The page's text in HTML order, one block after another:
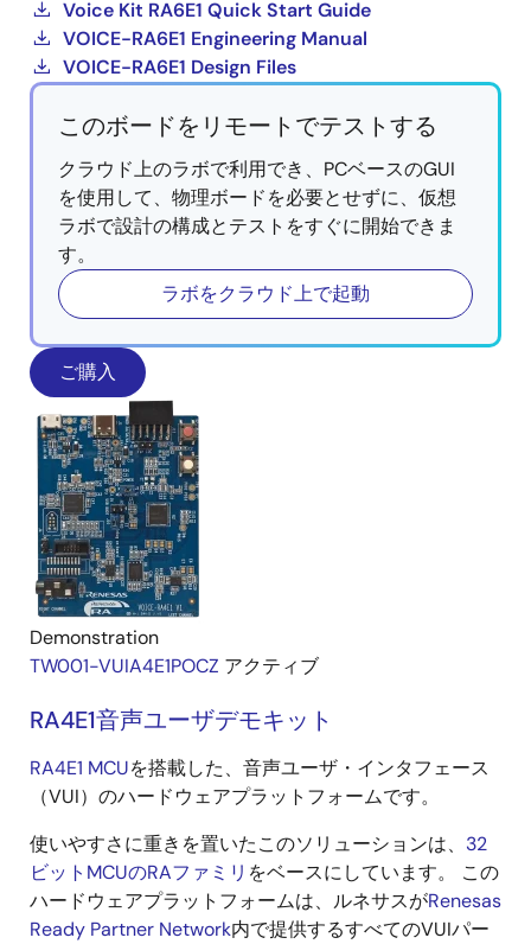
Voice Kit RA6E1 Quick Start Guide
VOICE-RA6E1 Engineering Manual
VOICE-RA6E1 Design Files
このボードをリモートでテストする
クラウド上のラボで利用でき、PCベースのGUI
を使用して、物理ボードを必要とせずに、仮想
ラボで設計の構成とテストをすぐに開始できま
す。
ラボをクラウド上で起動
ご購入
Demonstration
TW001-VUIA4E1POCZ アクティブ
RA4E1音声ユーザデモキット
RA4E1 MCUを搭載した、音声ユーザ・インタフェース
（VUI）のハードウェアプラットフォームです。
使いやすさに重きを置いたこのソリューションは、 32
ビットMCUのRAファミリ をベースにしています。 この
ハードウェアプラットフォームは、ルネサスがRenesas
Ready Partner Network内で提供するすべてのVUIパー